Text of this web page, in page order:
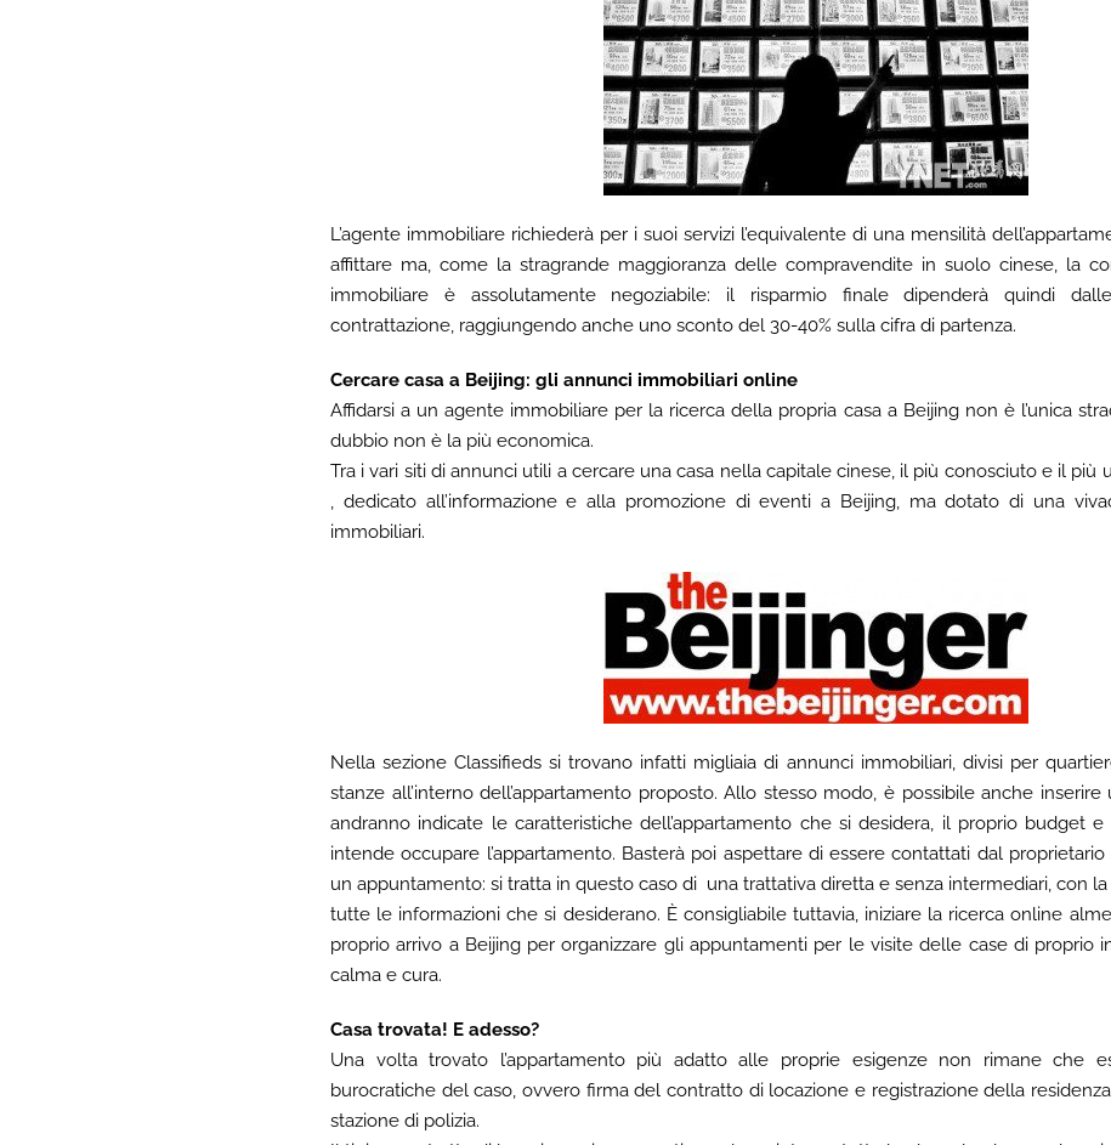
L’agente immobiliare richiederà per i suoi servizi l’equivalente di una mensilità
affittare ma, come la stragrande maggioranza delle compravendite in suolo cinese, la
immobiliare è assolutamente negoziabile: il risparmio finale dipenderà quindi
contrattazione, raggiungendo anche uno sconto del 30-40% sulla cifra di partenza.
Cercare casa a Beijing: gli annunci immobiliari online
Affidarsi a un agente immobiliare per la ricerca della propria casa a Beijing non è l’unica
dubbio non è la più economica.
Tra i vari siti di annunci utili a cercare una casa nella capitale cinese, il più conosciuto e il più
, dedicato all’informazione e alla promozione di eventi a Beijing, ma dotato di una
immobiliari.
Nella sezione Classifieds si trovano infatti migliaia di annunci immobiliari, divisi per
stanze all’interno dell’appartamento proposto. Allo stesso modo, è possibile anche
andranno indicate le caratteristiche dell’appartamento che si desidera, il proprio budget
intende occupare l’appartamento. Basterà poi aspettare di essere contattati dal
un appuntamento: si tratta in questo caso di una trattativa diretta e senza intermediari, con
tutte le informazioni che si desiderano. È consigliabile tuttavia, iniziare la ricerca online
proprio arrivo a Beijing per organizzare gli appuntamenti per le visite delle case di proprio
calma e cura.
Casa trovata! E adesso?
Una volta trovato l’appartamento più adatto alle proprie esigenze non rimane che
burocratiche del caso, ovvero firma del contratto di locazione e registrazione della
stazione di polizia.